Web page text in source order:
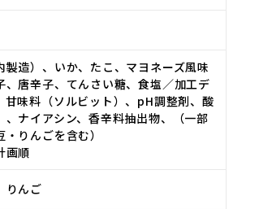
造）、いか、たこ、マヨネーズ風味
唐辛子、てんさい糖、食塩／加工デ
甘味料（ソルビット）、pH調整剤、酸
ナイアシン、香辛料抽出物、（一部
りんごを含む）
画順
りんご